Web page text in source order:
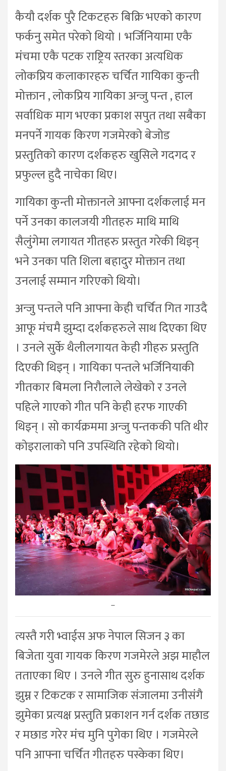
कैयौ दर्शक पुरै टिकटहरु बिक्रि भएको कारण
फर्कनु समेत परेको थियो । भर्जिनियामा एकै
मंचमा एकै पटक राष्ट्रिय स्तरका अत्यधिक
लोकप्रिय कलाकारहरु चर्चित गायिका कुन्ती
मोक्तान , लोकप्रिय गायिका अन्जु पन्त , हाल
सर्वाधिक माग भएका प्रकाश सपुत तथा सबैका
मनपर्ने गायक किरण गजमेरको बेजोड
प्रस्तुतिको कारण दर्शकहरु खुसिले गदगद र
प्रफुल्ल हुदै नाचेका थिए।
गायिका कुन्ती मोक्तानले आफ्ना दर्शकलाई मन
पर्ने उनका कालजयी गीतहरु माथि माथि
सैलुंगेमा लगायत गीतहरु प्रस्तुत गरेकी थिइन्
भने उनका पति शिला बहादुर मोक्तान तथा
उनलाई सम्मान गरिएको थियो।
अन्जु पन्तले पनि आफ्ना केही चर्चित गित गाउदै
आफू मंचमै झुम्दा दर्शकहरुले साथ दिएका थिए
। उनले सुर्के थैलीलगायत केही गीहरु प्रस्तुति
दिएकी थिइन् । गायिका पन्तले भर्जिनियाकी
गीतकार बिमला निरौलाले लेखेको र उनले
पहिले गाएको गीत पनि केही हरफ गाएकी
थिइन् । सो कार्यक्रममा अन्जु पन्तककी पति थीर
कोइरालाको पनि उपस्थिति रहेको थियो।
–
त्यस्तै गरी भ्वाईस अफ नेपाल सिजन ३ का
बिजेता युवा गायक किरण गजमेरले अझ माहौल
तताएका थिए । उनले गीत सुरु हुनासाथ दर्शक
झुम्न र टिकटक र सामाजिक संजालमा उनीसंगै
झुमेका प्रत्यक्ष प्रस्तुति प्रकाशन गर्न दर्शक तछाड
र मछाड गरेर मंच मुनि पुगेका थिए । गजमेरले
पनि आफ्ना चर्चित गीतहरु पस्केका थिए।